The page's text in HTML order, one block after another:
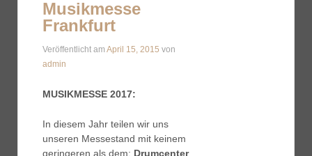
Musikmesse
Frankfurt
Veröffentlicht am April 15, 2015 von
admin
MUSIKMESSE 2017:
In diesem Jahr teilen wir uns
unseren Messestand mit keinem
geringeren als dem: Drumcenter